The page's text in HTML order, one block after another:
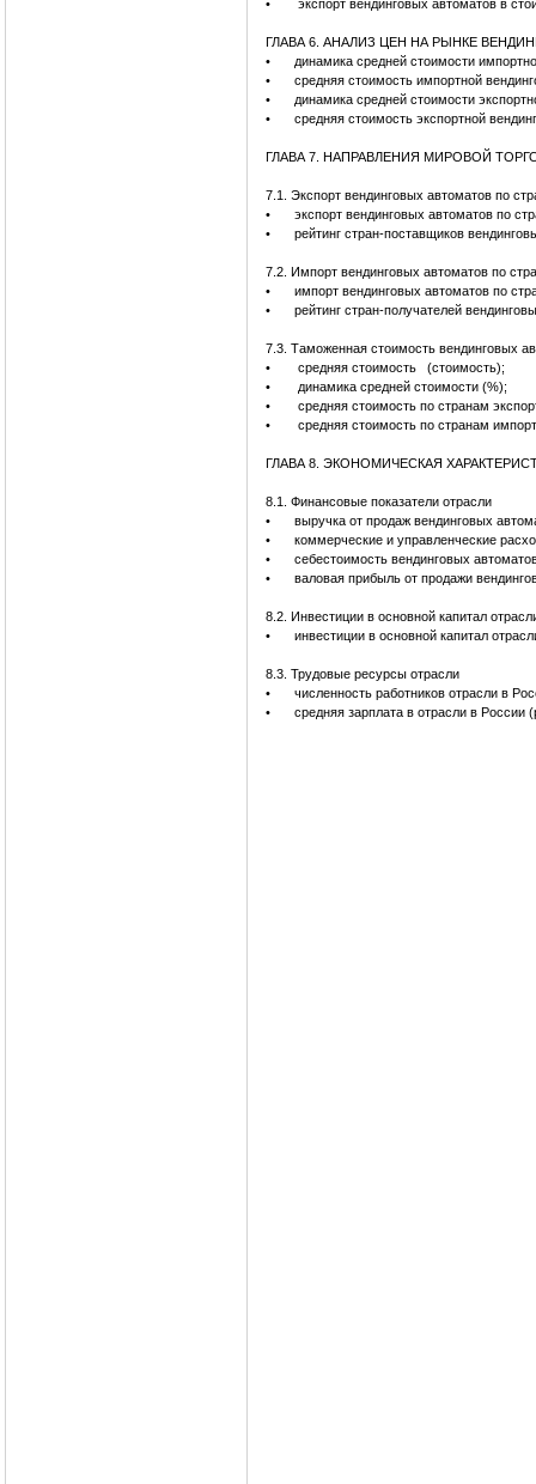
•
экспорт вендинговых автоматов в
ГЛАВА 6. АНАЛИЗ ЦЕН НА РЫНКЕ
•
динамика средней стоимости
•
средняя стоимость импортной
•
динамика средней стоимости
•
средняя стоимость экспортной
ГЛАВА 7. НАПРАВЛЕНИЯ МИРОВОЙ
7.1. Экспорт вендинговых автоматов по
•
экспорт вендинговых автоматов по
•
рейтинг стран-поставщиков
7.2. Импорт вендинговых автоматов по
•
импорт вендинговых автоматов по
•
рейтинг стран-получателей
7.3. Таможенная стоимость вендинговых
•
средняя стоимость (стоимость);
•
динамика средней стоимости (%);
•
средняя стоимость по странам
•
средняя стоимость по странам
ГЛАВА 8. ЭКОНОМИЧЕСКАЯ
8.1. Финансовые показатели отрасли
•
выручка от продаж вендинговых
•
коммерческие и управленческие
•
себестоимость вендинговых
•
валовая прибыль от продажи
8.2. Инвестиции в основной капитал
•
инвестиции в основной капитал
8.3. Трудовые ресурсы отрасли
•
численность работников отрасли в
•
средняя зарплата в отрасли в России